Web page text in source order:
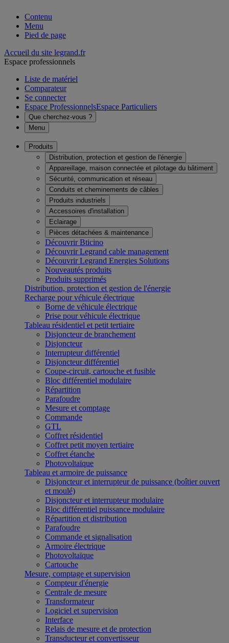
Contenu
Menu
Pied de page
Accueil du site legrand.fr
Espace professionnels
Liste de matériel
Comparateur
Se connecter
Espace ProfessionnelsEspace Particuliers
Que cherchez-vous ?
Menu
Produits
Distribution, protection et gestion de l'énergie
Appareillage, maison connectée et pilotage du bâtiment
Sécurité, communication et réseau
Conduits et cheminements de câbles
Produits industriels
Accessoires d'installation
Eclairage
Pièces détachées & maintenance
Découvrir Bticino
Découvrir Legrand cable management
Découvrir Legrand Energies Solutions
Nouveautés produits
Produits supprimés
Distribution, protection et gestion de l'énergie
Recharge pour véhicule électrique
Borne de véhicule électrique
Prise pour véhicule électrique
Tableau résidentiel et petit tertiaire
Disjoncteur de branchement
Disjoncteur
Interrupteur différentiel
Disjoncteur différentiel
Coupe-circuit, cartouche et fusible
Bloc différentiel modulaire
Répartition
Parafoudre
Mesure et comptage
Commande
GTL
Coffret résidentiel
Coffret petit moyen tertiaire
Coffret étanche
Photovoltaïque
Tableau et armoire de puissance
Disjoncteur et interrupteur de puissance (boîtier ouvert
et moulé)
Disjoncteur et interrupteur modulaire
Bloc différentiel puissance modulaire
Répartition et distribution
Parafoudre
Commande et signalisation
Armoire électrique
Photovoltaïque
Cartouche
Mesure, comptage et supervision
Compteur d'énergie
Centrale de mesure
Transformateur
Logiciel et supervision
Interface
Relais de mesure et de protection
Transducteur et convertisseur